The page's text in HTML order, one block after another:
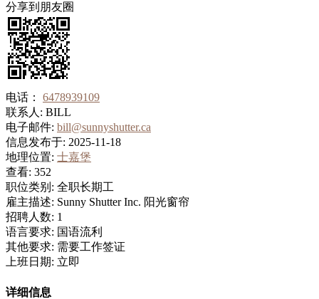
分享到朋友圈
电话：
6478939109
联系人: BILL
电子邮件: bill@sunnyshutter.ca
信息发布于: 2025-11-18
地理位置: 士嘉堡
查看: 352
职位类别: 全职长期工
雇主描述: Sunny Shutter Inc. 阳光窗帘
招聘人数: 1
语言要求: 国语流利
其他要求: 需要工作签证
上班日期: 立即
详细信息